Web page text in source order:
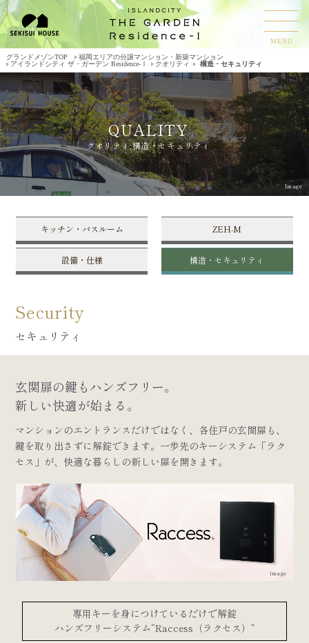
MENU
グランドメゾンTOP
福岡エリアの分譲マンション・新築マンション
アイランドシティ ザ・ガーデン Residence-Ⅰ
クオリティ 構造・セキュリティ
QUALITY
クオリティ:構造・セキュリティ
Image
キッチン・バスルーム ZEH-M
設備・仕様 構造・セキュリティ
Security
セキュリティ
玄関扉の鍵もハンズフリー。
新しい快適が始まる。
マンションのエントランスだけではなく、各住戸の玄関扉も、
鍵を取り出さずに解錠できます。 一歩先のキーシステム「ラク
セス」が、快適な暮らしの新しい扉を開きます。
image
専用キーを身につけているだけで解錠
ハンズフリーシステム“Raccess（ラクセス）”